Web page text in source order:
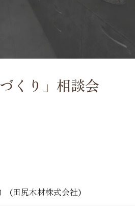
くり」相談会
(田尻木材株式会社)